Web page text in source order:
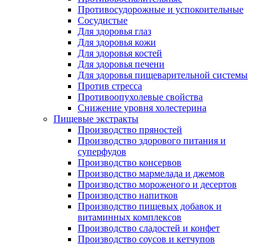
Противосудорожные и успокоительные
Сосудистые
Для здоровья глаз
Для здоровья кожи
Для здоровья костей
Для здоровья печени
Для здоровья пищеварительной системы
Против стресса
Противоопухолевые свойства
Снижение уровня холестерина
Пищевые экстракты
Производство пряностей
Производство здорового питания и
суперфудов
Производство консервов
Производство мармелада и джемов
Производство мороженого и десертов
Производство напитков
Производство пищевых добавок и
витаминных комплексов
Производство сладостей и конфет
Производство соусов и кетчупов